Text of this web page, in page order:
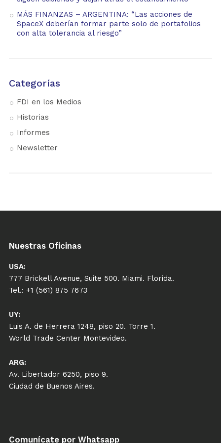
MÁS FINANZAS – ARGENTINA: “Las acciones de
SpaceX deberían formar parte solo de portafolios
con alta tolerancia al riesgo”
Categorías
FDI en los Medios
Historias
Informes
Newsletter
Nuestras Oficinas
USA:
777 Brickell Avenue, Suite 500. Miami. Florida.
Tel.: +1 (561) 875 7673
UY:
Luis A. de Herrera 1248, piso 20. Torre 1.
World Trade Center Montevideo.
ARG:
Av. Libertador 6250, piso 9.
Ciudad de Buenos Aires.
Comunícate por Whatsapp